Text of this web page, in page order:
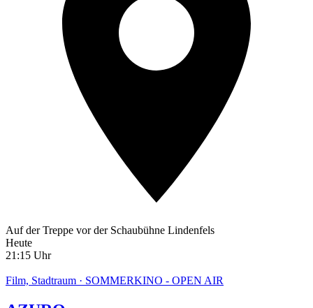
Auf der Treppe vor der Schaubühne Lindenfels
Heute
21:15 Uhr
Film, Stadtraum · SOMMERKINO - OPEN AIR